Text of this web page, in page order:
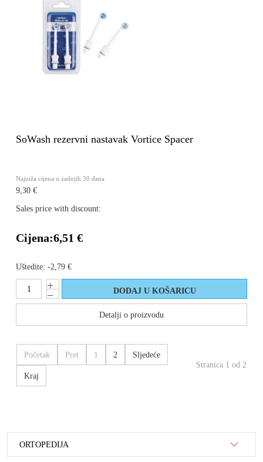
SoWash rezervni nastavak Vortice Spacer
Najniža cijena u zadnjih 30 dana
9,30 €
Sales price with discount:
Cijena:6,51 €
Uštedite: -2,79 €
Detalji o proizvodu
Početak Pret 1 2 Sljedeće
Kraj
Stranica 1 od 2
ORTOPEDIJA